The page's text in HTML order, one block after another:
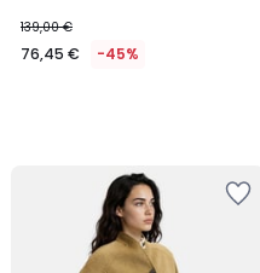
139,00 €
76,45 € -45%